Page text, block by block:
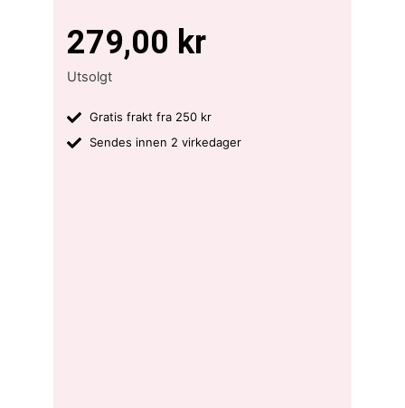
279,00 kr
Utsolgt
Gratis frakt fra 250 kr
Sendes innen 2 virkedager